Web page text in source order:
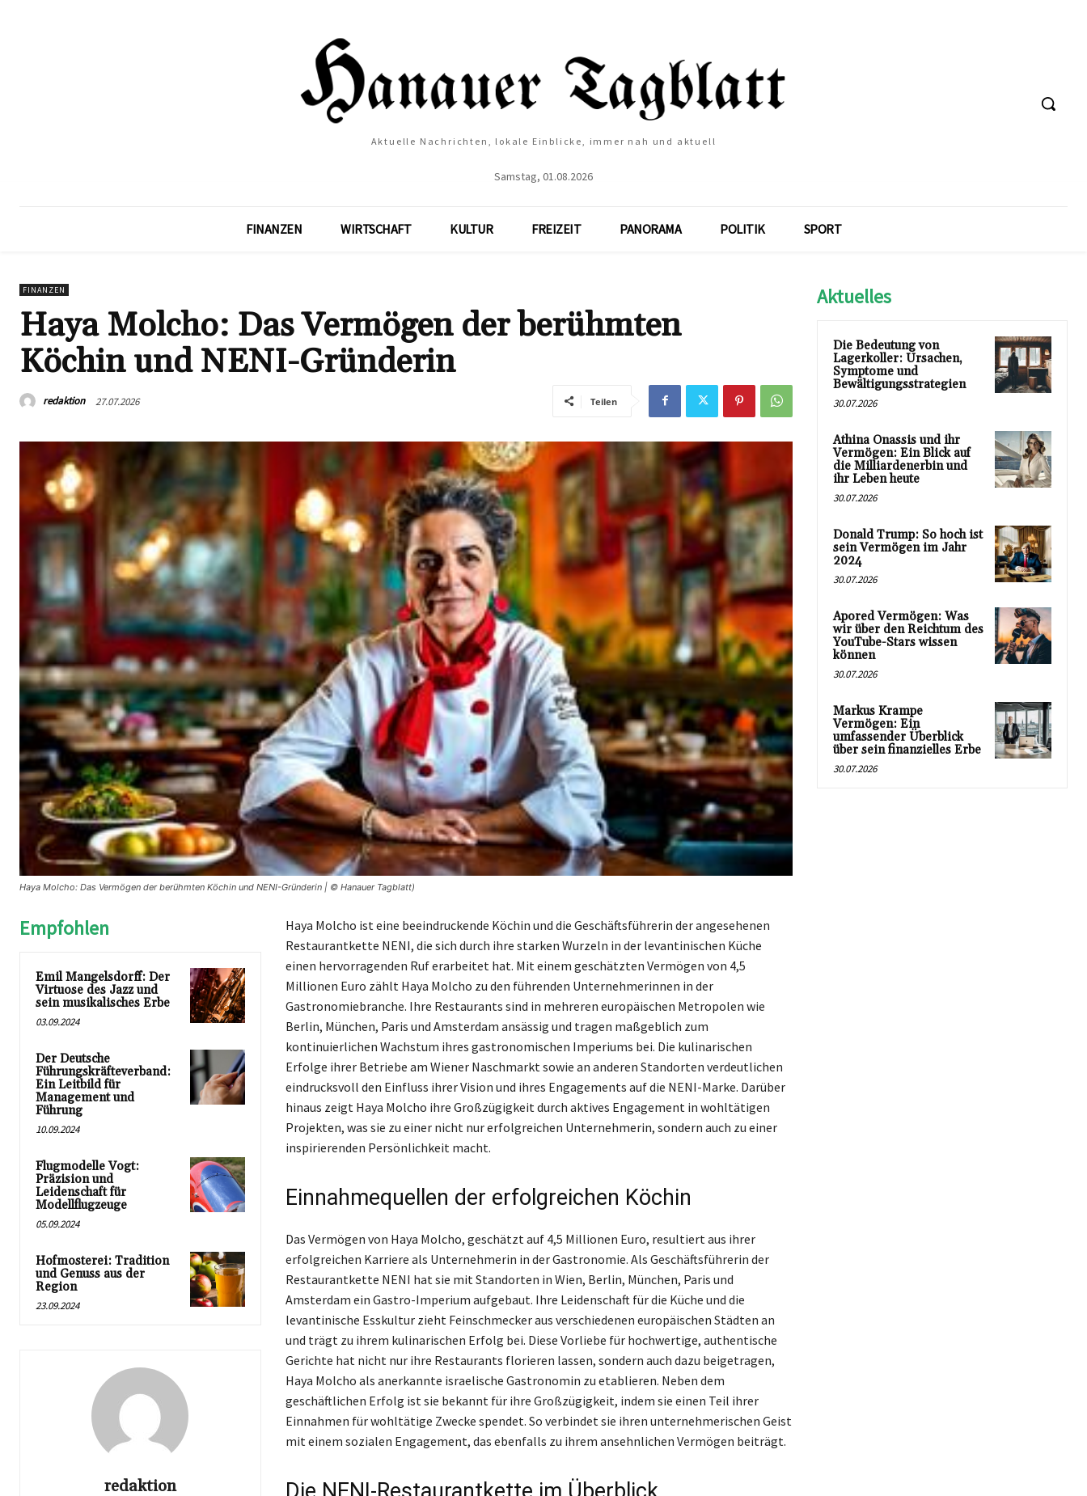
Aktuelle Nachrichten, lokale Einblicke, immer nah und aktuell
Samstag, 01.08.2026
FINANZEN WIRTSCHAFT KULTUR FREIZEIT PANORAMA POLITIK SPORT
FINANZEN
Haya Molcho: Das Vermögen der berühmten
Köchin und NENI-Gründerin
redaktion 27.07.2026 Teilen
Haya Molcho: Das Vermögen der berühmten Köchin und NENI-Gründerin | © Hanauer Tagblatt)
Empfohlen
Emil Mangelsdorff: Der
Virtuose des Jazz und
sein musikalisches Erbe
03.09.2024
Der Deutsche
Führungskräfteverband:
Ein Leitbild für
Management und
Führung
10.09.2024
Flugmodelle Vogt:
Präzision und
Leidenschaft für
Modellflugzeuge
05.09.2024
Hofmosterei: Tradition
und Genuss aus der
Region
23.09.2024
redaktion
Haya Molcho ist eine beeindruckende Köchin und die Geschäftsführerin der angesehenen
Restaurantkette NENI, die sich durch ihre starken Wurzeln in der levantinischen Küche
einen hervorragenden Ruf erarbeitet hat. Mit einem geschätzten Vermögen von 4,5
Millionen Euro zählt Haya Molcho zu den führenden Unternehmerinnen in der
Gastronomiebranche. Ihre Restaurants sind in mehreren europäischen Metropolen wie
Berlin, München, Paris und Amsterdam ansässig und tragen maßgeblich zum
kontinuierlichen Wachstum ihres gastronomischen Imperiums bei. Die kulinarischen
Erfolge ihrer Betriebe am Wiener Naschmarkt sowie an anderen Standorten verdeutlichen
eindrucksvoll den Einfluss ihrer Vision und ihres Engagements auf die NENI-Marke. Darüber
hinaus zeigt Haya Molcho ihre Großzügigkeit durch aktives Engagement in wohltätigen
Projekten, was sie zu einer nicht nur erfolgreichen Unternehmerin, sondern auch zu einer
inspirierenden Persönlichkeit macht.
Einnahmequellen der erfolgreichen Köchin
Das Vermögen von Haya Molcho, geschätzt auf 4,5 Millionen Euro, resultiert aus ihrer
erfolgreichen Karriere als Unternehmerin in der Gastronomie. Als Geschäftsführerin der
Restaurantkette NENI hat sie mit Standorten in Wien, Berlin, München, Paris und
Amsterdam ein Gastro-Imperium aufgebaut. Ihre Leidenschaft für die Küche und die
levantinische Esskultur zieht Feinschmecker aus verschiedenen europäischen Städten an
und trägt zu ihrem kulinarischen Erfolg bei. Diese Vorliebe für hochwertige, authentische
Gerichte hat nicht nur ihre Restaurants florieren lassen, sondern auch dazu beigetragen,
Haya Molcho als anerkannte israelische Gastronomin zu etablieren. Neben dem
geschäftlichen Erfolg ist sie bekannt für ihre Großzügigkeit, indem sie einen Teil ihrer
Einnahmen für wohltätige Zwecke spendet. So verbindet sie ihren unternehmerischen Geist
mit einem sozialen Engagement, das ebenfalls zu ihrem ansehnlichen Vermögen beiträgt.
Aktuelles
Die Bedeutung von
Lagerkoller: Ursachen,
Symptome und
Bewältigungsstrategien
30.07.2026
Athina Onassis und ihr
Vermögen: Ein Blick auf
die Milliardenerbin und
ihr Leben heute
30.07.2026
Donald Trump: So hoch ist
sein Vermögen im Jahr
2024
30.07.2026
Apored Vermögen: Was
wir über den Reichtum des
YouTube-Stars wissen
können
30.07.2026
Markus Krampe
Vermögen: Ein
umfassender Überblick
über sein finanzielles Erbe
30.07.2026